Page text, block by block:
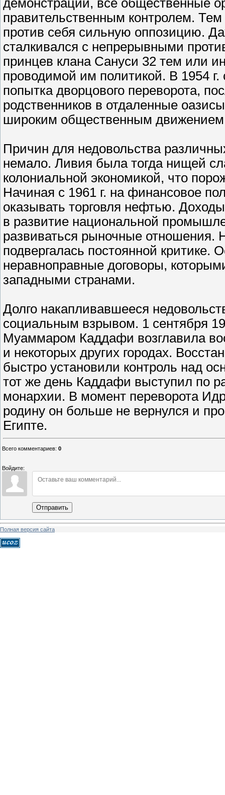
демонстрации, все общественные
правительственным контролем.
против себя сильную оппозицию.
сталкивался с непрерывными
принцев клана Сануси 32 тем или
проводимой им политикой. В 1954
попытка дворцового переворота,
родственников в отдаленные
широким общественным
Причин для недовольства
немало. Ливия была тогда нищей
колониальной экономикой, что
Начиная с 1961 г. на финансовое
оказывать торговля нефтью.
в развитие национальной
развиваться рыночные отношения.
подвергалась постоянной критике.
неравноправные договоры,
западными странами.
Долго накапливавшееся
социальным взрывом. 1 сентября
Муаммаром Каддафи возглавила
и некоторых других городах.
быстро установили контроль над
тот же день Каддафи выступил по
монархии. В момент переворота
родину он больше не вернулся и
Египте.
Всего комментариев: 0
Войдите:
Отправить
Полная версия сайта